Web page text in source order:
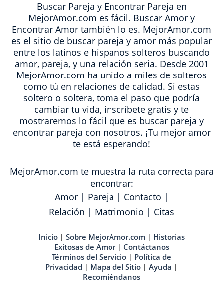
Buscar Pareja y Encontrar Pareja en
MejorAmor.com es fácil. Buscar Amor y
Encontrar Amor también lo es. MejorAmor.com
es el sitio de buscar pareja y amor más popular
entre los latinos e hispanos solteros buscando
amor, pareja, y una relación seria. Desde 2001
MejorAmor.com ha unido a miles de solteros
como tú en relaciones de calidad. Si estas
soltero o soltera, toma el paso que podría
cambiar tu vida, inscríbete gratis y te
mostraremos lo fácil que es buscar pareja y
encontrar pareja con nosotros. ¡Tu mejor amor
te está esperando!
MejorAmor.com te muestra la ruta correcta para
encontrar:
Amor| Pareja | Contacto |
Relación | Matrimonio | Citas
Inicio | Sobre MejorAmor.com | Historias
Exitosas de Amor| Contáctanos
Términos del Servicio | Política de
Privacidad | Mapa del Sitio | Ayuda |
Recomiéndanos